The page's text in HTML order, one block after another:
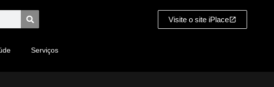
Serviços
Visite o site iPlace